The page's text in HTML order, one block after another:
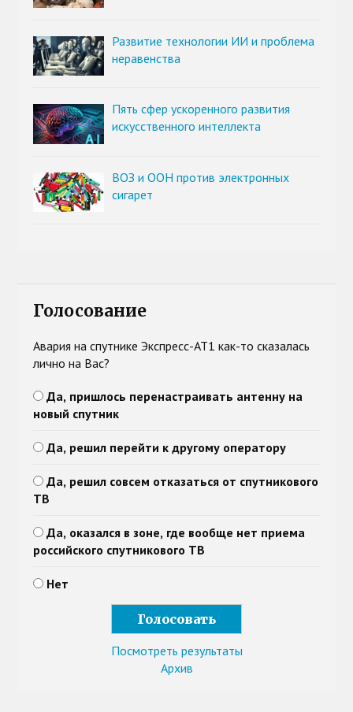
Развитие технологии ИИ и проблема
неравенства
Пять сфер ускоренного развития
искусственного интеллекта
ВОЗ и ООН против электронных
сигарет
Голосование
Авария на спутнике Экспресс-АТ1 как-то сказалась
лично на Вас?
Да, пришлось перенастраивать антенну на
новый спутник
Да, решил перейти к другому оператору
Да, решил совсем отказаться от спутникового
ТВ
Да, оказался в зоне, где вообще нет приема
российского спутникового ТВ
Нет
Посмотреть результаты
Архив